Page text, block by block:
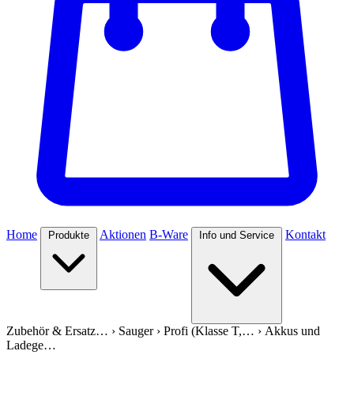
Home Produkte Aktionen B-Ware Info und Service Kontakt
Zubehör & Ersatz… › Sauger› Profi (Klasse T,… › Akkus und
Ladege…